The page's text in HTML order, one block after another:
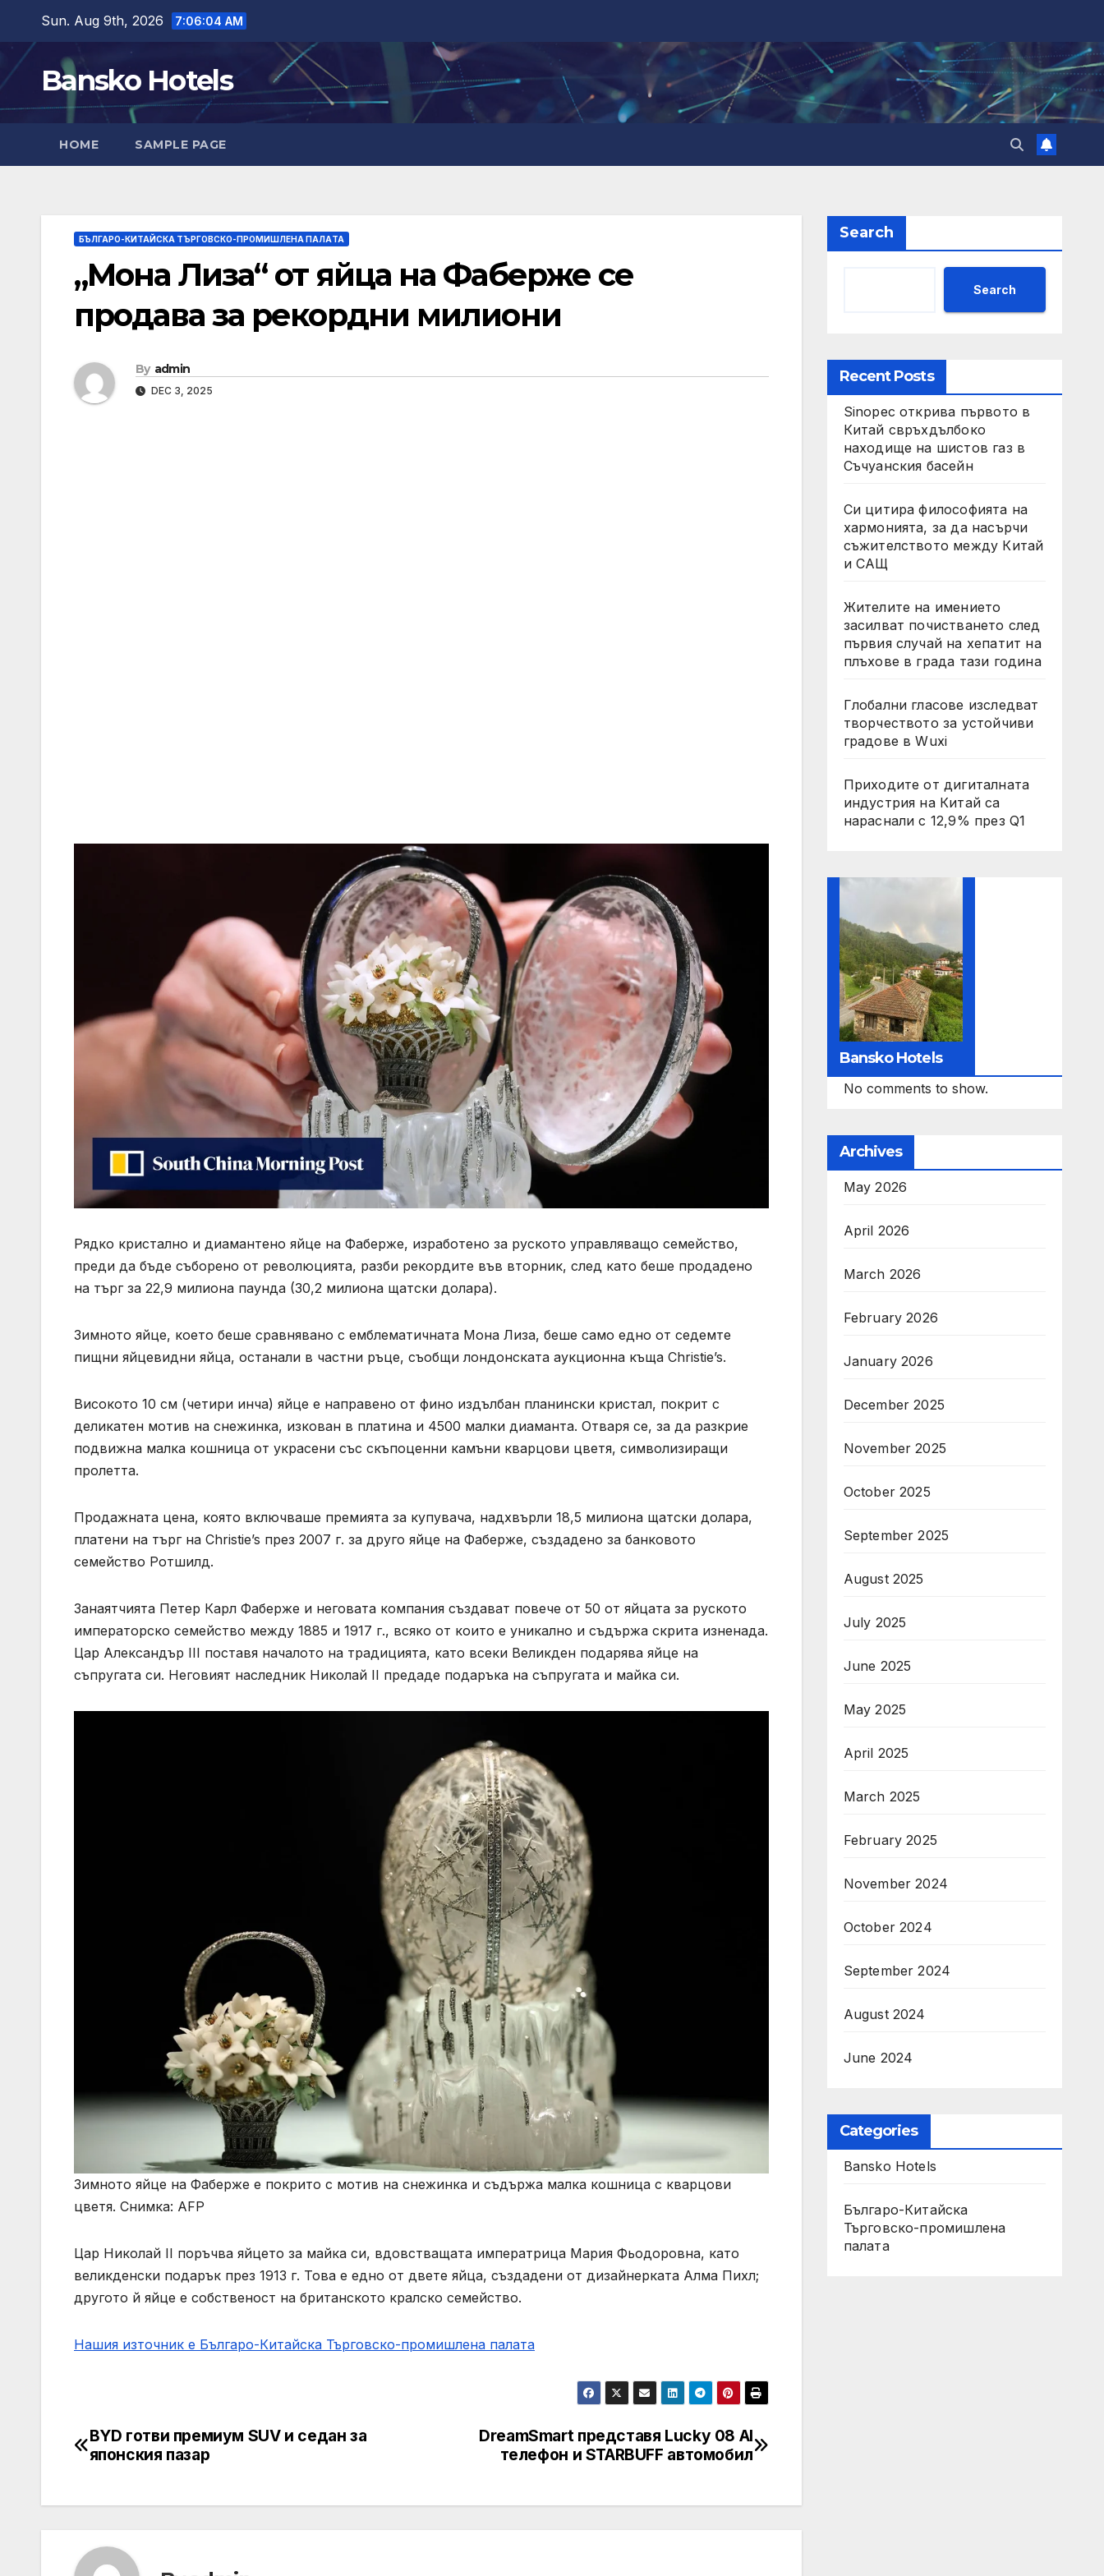
content
Sun. Aug 9th, 2026 7:06:05 AM
Bansko Hotels
HOME SAMPLE PAGE
БЪЛГАРО-КИТАЙСКА ТЪРГОВСКО-ПРОМИШЛЕНА ПАЛAТА
„Мона Лиза“ от яйца на Фаберже се
продава за рекордни милиони
By admin
DEC 3, 2025
Рядко кристално и диамантено яйце на Фаберже, изработено за руското управляващо семейство,
преди да бъде съборено от революцията, разби рекордите във вторник, след като беше продадено
на търг за 22,9 милиона паунда (30,2 милиона щатски долара).
Зимното яйце, което беше сравнявано с емблематичната Мона Лиза, беше само едно от седемте
пищни яйцевидни яйца, останали в частни ръце, съобщи лондонската аукционна къща Christie’s.
Високото 10 см (четири инча) яйце е направено от фино издълбан планински кристал, покрит с
деликатен мотив на снежинка, изкован в платина и 4500 малки диаманта. Отваря се, за да разкрие
подвижна малка кошница от украсени със скъпоценни камъни кварцови цветя, символизиращи
пролетта.
Продажната цена, която включваше премията за купувача, надхвърли 18,5 милиона щатски долара,
платени на търг на Christie’s през 2007 г. за друго яйце на Фаберже, създадено за банковото
семейство Ротшилд.
Занаятчията Петер Карл Фаберже и неговата компания създават повече от 50 от яйцата за руското
императорско семейство между 1885 и 1917 г., всяко от които е уникално и съдържа скрита изненада.
Цар Александър III поставя началото на традицията, като всеки Великден подарява яйце на
съпругата си. Неговият наследник Николай II предаде подаръка на съпругата и майка си.
Зимното яйце на Фаберже е покрито с мотив на снежинка и съдържа малка кошница с кварцови
цветя. Снимка: AFP
Цар Николай II поръчва яйцето за майка си, вдовстващата императрица Мария Фьодоровна, като
великденски подарък през 1913 г. Това е едно от двете яйца, създадени от дизайнерката Алма Пихл;
другото й яйце е собственост на британското кралско семейство.
Нашия източник е Българо-Китайска Търговско-промишлена палaта
Post
DreamSmart представя Lucky 08 AI
телефон и STARBUFF автомобил
BYD готви премиум SUV и седан за
японския пазар
Search
Search
Recent Posts
Sinopec открива първото в
Китай свръхдълбоко
находище на шистов газ в
Съчуанския басейн
Си цитира философията на
хармонията, за да насърчи
съжителството между Китай
и САЩ
Жителите на имението
засилват почистването след
първия случай на хепатит на
плъхове в града тази година
Глобални гласове изследват
творчеството за устойчиви
градове в Wuxi
Приходите от дигиталната
индустрия на Китай са
нараснали с 12,9% през Q1
Bansko Hotels
No comments to show.
Archives
May 2026
April 2026
March 2026
February 2026
January 2026
December 2025
November 2025
October 2025
September 2025
August 2025
July 2025
June 2025
May 2025
April 2025
March 2025
February 2025
November 2024
October 2024
September 2024
August 2024
June 2024
Categories
Bansko Hotels
Българо-Китайска
Търговско-промишлена
палaта